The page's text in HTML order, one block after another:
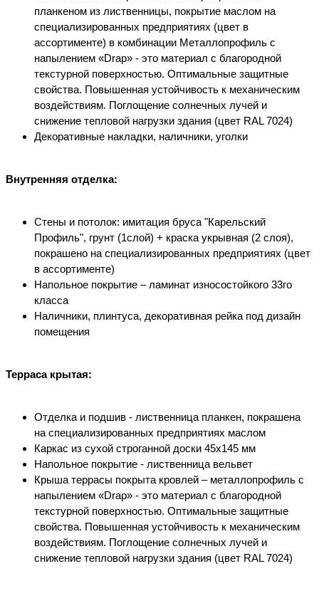
планкеном из лиственницы, покрытие маслом на
специализированных предприятиях (цвет в
ассортименте) в комбинации Металлопрофиль с
напылением «Drap» - это материал с благородной
текстурной поверхностью. Оптимальные защитные
свойства. Повышенная устойчивость к механическим
воздействиям. Поглощение солнечных лучей и
снижение тепловой нагрузки здания (цвет RAL 7024)
Декоративные накладки, наличники, уголки
Внутренняя отделка:
Стены и потолок: имитация бруса "Карельский
Профиль", грунт (1слой) + краска укрывная (2 слоя),
покрашено на специализированных предприятиях (цвет
в ассортименте)
Напольное покрытие – ламинат износостойкого 33го
класса
Наличники, плинтуса, декоративная рейка под дизайн
помещения
Терраса крытая:
Отделка и подшив - лиственница планкен, покрашена
на специализированных предприятиях маслом
Каркас из сухой строганной доски 45х145 мм
Напольное покрытие - лиственница вельвет
Крыша террасы покрыта кровлей – металлопрофиль с
напылением «Drap» - это материал с благородной
текстурной поверхностью. Оптимальные защитные
свойства. Повышенная устойчивость к механическим
воздействиям. Поглощение солнечных лучей и
снижение тепловой нагрузки здания (цвет RAL 7024)